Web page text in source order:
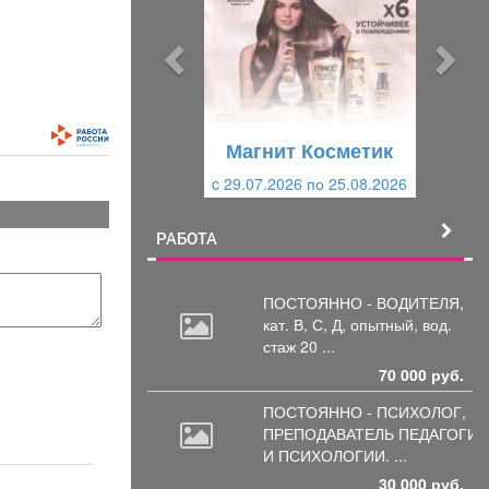
Магнит Косметик
c 29.07.2026 по 25.08.2026
РАБОТА
ПОСТОЯННО - ВОДИТЕЛЯ,
кат. В, С, Д, опытный, вод.
стаж 20 ...
70 000 руб.
ПОСТОЯННО - ПСИХОЛОГ,
ПРЕПОДАВАТЕЛЬ
И ПСИХОЛОГИИ. ...
30 000 руб.